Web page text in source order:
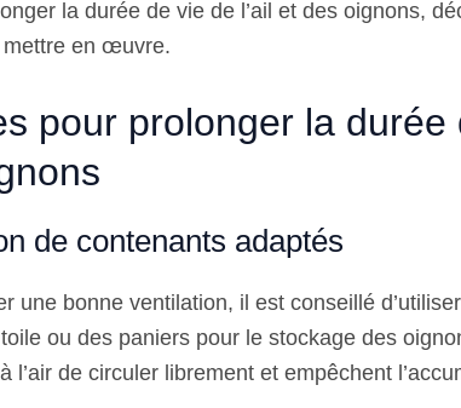
la durée de vie de l’ail et des oignons,
mettre en œuvre.
pour prolonger la durée
de contenants adaptés
une bonne ventilation, il est conseillé
ou des paniers pour le stockage des
l’air de circuler librement et empêchent